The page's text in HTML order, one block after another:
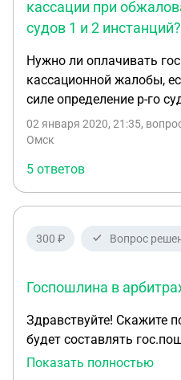
кассации при
судов 1 и 2 инстанций?
Нужно ли оплачивать
кассационной жалобы,
силе определение р-го
02 января 2020, 21:35,
Омск
5 ответов
300 ₽ Вопрос
Госпошлина в
Здравствуйте! Скажите
будет составлять
суд, будем подавать: 1. ход-во о восстановлении
Показать полностью